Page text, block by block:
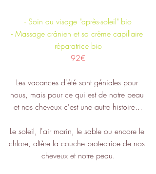
- Soin du visage "après-soleil" bio
- Massage crânien et sa crème capillaire
réparatrice bio
92€
Les vacances d'été sont géniales pour
nous, mais pour ce qui est de notre peau
et nos cheveux c'est une autre histoire...
Le soleil, l'air marin, le sable ou encore le
chlore, altère la couche protectrice de nos
cheveux et notre peau.